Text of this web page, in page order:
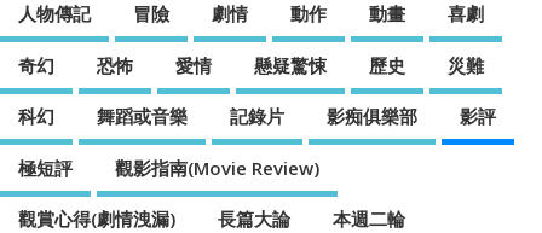
人物傳記 冒險 劇情 動作 動畫 喜劇
奇幻 恐怖 愛情 懸疑驚悚 歷史 災難
科幻 舞蹈或音樂 記錄片 影痴俱樂部 影評
極短評 觀影指南(Movie Review)
觀賞心得(劇情洩漏) 長篇大論 本週二輪